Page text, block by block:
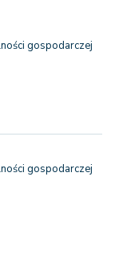
gospodarczej
gospodarczej